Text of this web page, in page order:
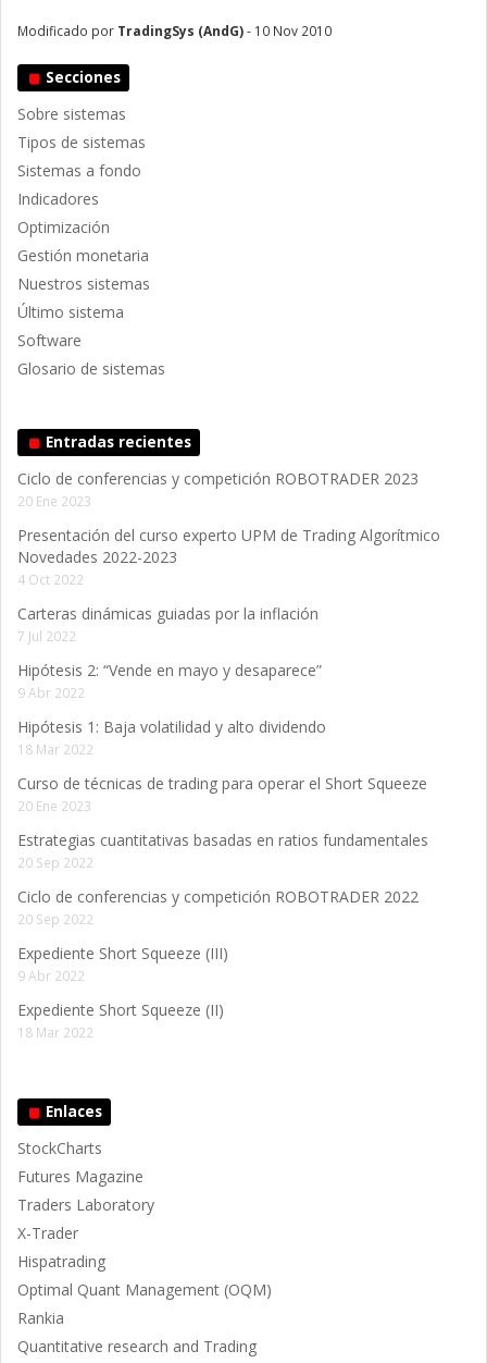
Modificado por TradingSys (AndG)- 10 Nov 2010
Secciones
Sobre sistemas
Tipos de sistemas
Sistemas a fondo
Indicadores
Optimización
Gestión monetaria
Nuestros sistemas
Último sistema
Software
Glosario de sistemas
Entradas recientes
Ciclo de conferencias y competición ROBOTRADER 2023
20 Ene 2023
Presentación del curso experto UPM de Trading Algorítmico
Novedades 2022-2023
4 Oct 2022
Carteras dinámicas guiadas por la inflación
7 Jul 2022
Hipótesis 2: “Vende en mayo y desaparece”
9 Abr 2022
Hipótesis 1: Baja volatilidad y alto dividendo
18 Mar 2022
Curso de técnicas de trading para operar el Short Squeeze
20 Ene 2023
Estrategias cuantitativas basadas en ratios fundamentales
20 Sep 2022
Ciclo de conferencias y competición ROBOTRADER 2022
20 Sep 2022
Expediente Short Squeeze (III)
9 Abr 2022
Expediente Short Squeeze (II)
18 Mar 2022
Enlaces
StockCharts
Futures Magazine
Traders Laboratory
X-Trader
Hispatrading
Optimal Quant Management (OQM)
Rankia
Quantitative research and Trading